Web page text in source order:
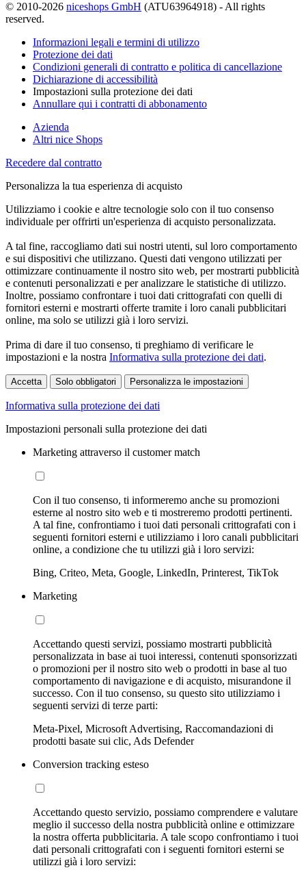
© 2010-2026 niceshops GmbH (ATU63964918) - All rights
reserved.
Informazioni legali e termini di utilizzo
Protezione dei dati
Condizioni generali di contratto e politica di cancellazione
Dichiarazione di accessibilità
Impostazioni sulla protezione dei dati
Annullare qui i contratti di abbonamento
Azienda
Altri nice Shops
Recedere dal contratto
Personalizza la tua esperienza di acquisto
Utilizziamo i cookie e altre tecnologie solo con il tuo consenso
individuale per offrirti un'esperienza di acquisto personalizzata.
A tal fine, raccogliamo dati sui nostri utenti, sul loro comportamento
e sui dispositivi che utilizzano. Questi dati vengono utilizzati per
ottimizzare continuamente il nostro sito web, per mostrarti pubblicità
e contenuti personalizzati e per analizzare le statistiche di utilizzo.
Inoltre, possiamo confrontare i tuoi dati crittografati con quelli di
fornitori esterni e mostrarti offerte tramite i loro canali pubblicitari
online, ma solo se utilizzi già i loro servizi.
Prima di dare il tuo consenso, ti preghiamo di verificare le
impostazioni e la nostra Informativa sulla protezione dei dati.
Accetta Solo obbligatori Personalizza le impostazioni
Informativa sulla protezione dei dati
Impostazioni personali sulla protezione dei dati
Marketing attraverso il customer match
Con il tuo consenso, ti informeremo anche su promozioni
esterne al nostro sito web e ti mostreremo prodotti pertinenti.
A tal fine, confrontiamo i tuoi dati personali crittografati con i
seguenti fornitori esterni e utilizziamo i loro canali pubblicitari
online, a condizione che tu utilizzi già i loro servizi:
Bing, Criteo, Meta, Google, LinkedIn, Printerest, TikTok
Marketing
Accettando questi servizi, possiamo mostrarti pubblicità
personalizzata in base ai tuoi interessi, contenuti sponsorizzati
o promozioni per il nostro sito web o prodotti in base al tuo
comportamento di navigazione e di acquisto, misurandone il
successo. Con il tuo consenso, su questo sito utilizziamo i
seguenti servizi di terze parti:
Meta-Pixel, Microsoft Advertising, Raccomandazioni di
prodotti basate sui clic, Ads Defender
Conversion tracking esteso
Accettando questo servizio, possiamo comprendere e valutare
meglio il successo della nostra pubblicità online e ottimizzare
la nostra offerta pubblicitaria. A tale scopo confrontiamo i tuoi
dati personali crittografati con i seguenti fornitori esterni se
utilizzi già i loro servizi: